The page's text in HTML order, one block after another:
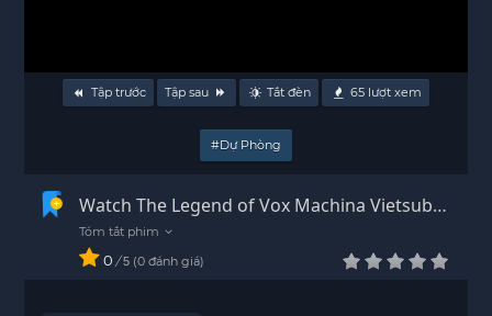
Tập trước Tập sau Tắt đèn 65lượt xem
#Dự Phòng
Watch The Legend of Vox Machina Vietsub -
HD
0 / 5 0 đánh giá